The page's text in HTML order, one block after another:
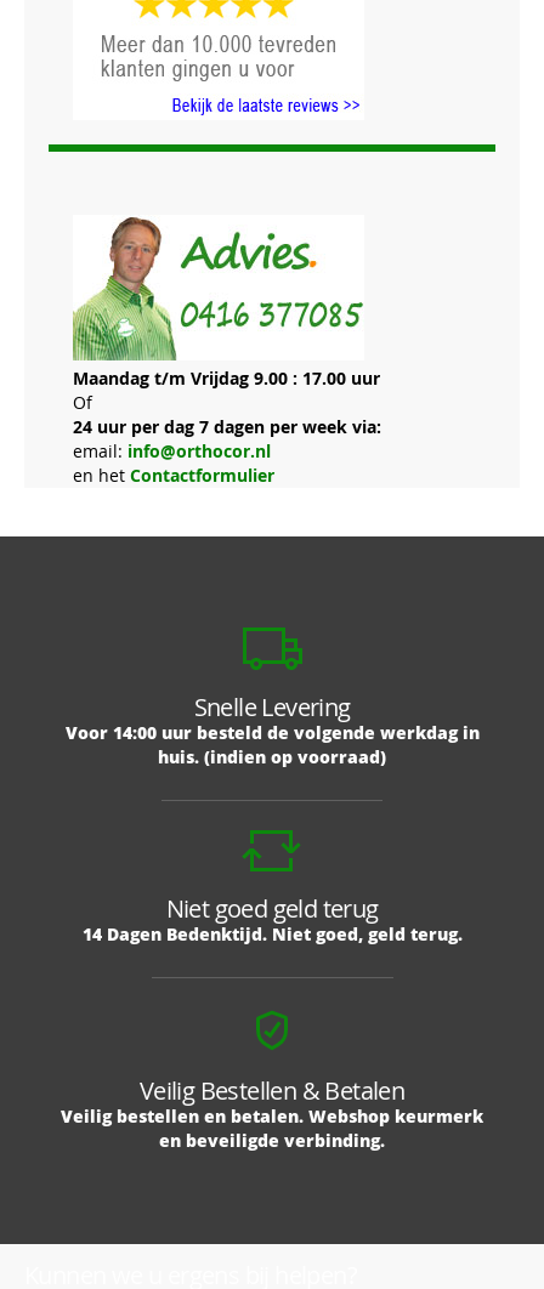
Maandag t/m Vrijdag 9.00 : 17.00 uur
Of
24 uur per dag 7 dagen per week via:
email: info@orthocor.nl
en het Contactformulier
Snelle Levering
Voor 14:00 uur besteld de volgende werkdag in
huis. (indien op voorraad)
Niet goed geld terug
14 Dagen Bedenktijd. Niet goed, geld terug.
Veilig Bestellen & Betalen
Veilig bestellen en betalen. Webshop keurmerk
en beveiligde verbinding.